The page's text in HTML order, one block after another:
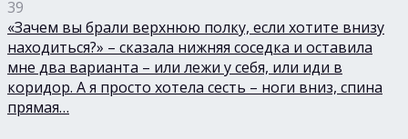
39
«Зачем вы брали верхнюю полку, если хотите внизу
находиться?» – сказала нижняя соседка и оставила
мне два варианта – или лежи у себя, или иди в
коридор. А я просто хотела сесть – ноги вниз, спина
прямая…